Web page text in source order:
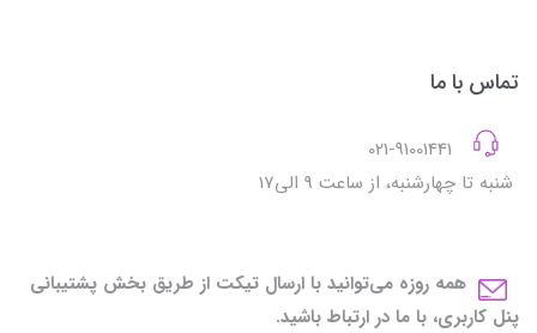
تماس با ما
شنبه تا چهارشنبه، از ساعت 9 الی17
همه روزه می‌توانید با ارسال تیکت از طریق بخش پشتیبانی
پنل کاربری، با ما در ارتباط باشید.